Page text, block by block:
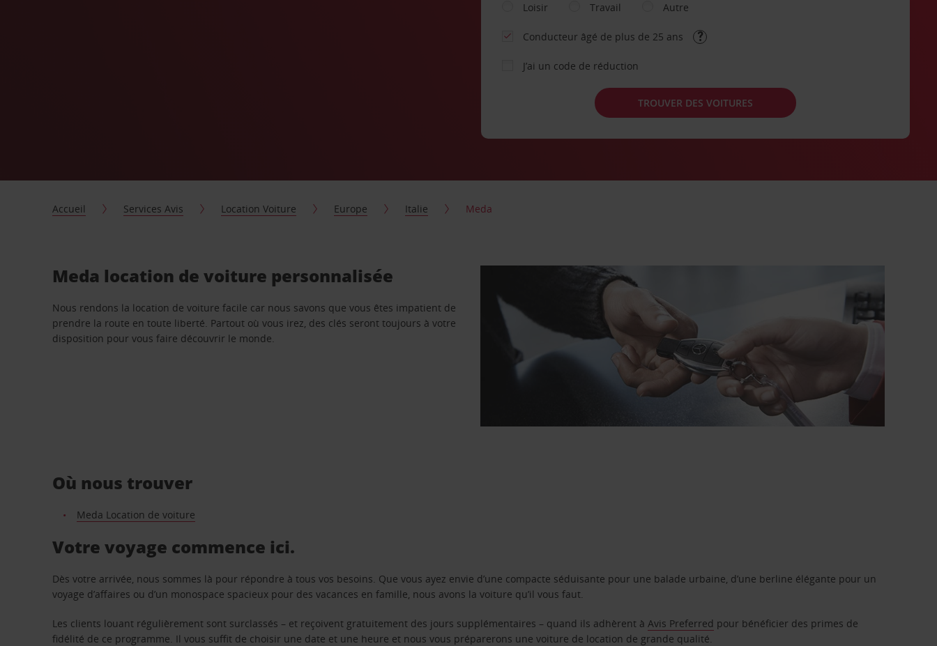
Loisir
Travail Autre
Conducteur âgé de plus de 25 ans
J’ai un code de réduction
TROUVER DES VOITURES
Accueil Services Avis Location Voiture Europe Italie Meda
Meda location de voiture personnalisée
Nous rendons la location de voiture facile car nous savons que vous êtes impatient de
prendre la route en toute liberté. Partout où vous irez, des clés seront toujours à votre
disposition pour vous faire découvrir le monde.
Où nous trouver
Meda Location de voiture
Votre voyage commence ici.
Dès votre arrivée, nous sommes là pour répondre à tous vos besoins. Que vous ayez envie d’une compacte séduisante pour une balade urbaine, d’une berline élégante pour un
voyage d’affaires ou d’un monospace spacieux pour des vacances en famille, nous avons la voiture qu’il vous faut.
Les clients louant régulièrement sont surclassés – et reçoivent gratuitement des jours supplémentaires – quand ils adhèrent àAvis Preferred pour bénéficier des primes de
fidélité de ce programme. Il vous suffit de choisir une date et une heure et nous vous préparerons une voiture de location de grande qualité.